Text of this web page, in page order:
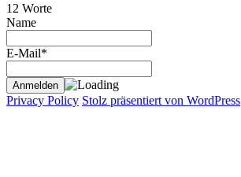
12 Worte
Name
E-Mail*
Privacy Policy Stolz präsentiert von WordPress